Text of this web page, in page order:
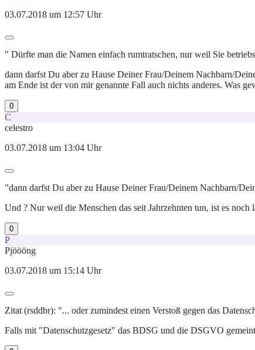
03.07.2018 um 12:57 Uhr
" Dürfte man die Namen einfach rumtratschen, nur weil Sie
dann darfst Du aber zu Hause Deiner Frau/Deinem Nachbarn/
am Ende ist der von mir genannte Fall auch nichts anderes. Was
0
C
celestro
03.07.2018 um 13:04 Uhr
"dann darfst Du aber zu Hause Deiner Frau/Deinem Nachbarn/
Und ? Nur weil die Menschen das seit Jahrzehnten tun, ist es noch
0
P
Pjöööng
03.07.2018 um 15:14 Uhr
Zitat (rsddbr): "... oder zumindest einen Verstoß gegen das
Falls mit "Datenschutzgesetz" das BDSG und die DSGVO